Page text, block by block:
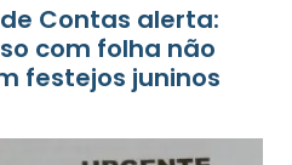
Contas alerta:
com folha não
festejos juninos